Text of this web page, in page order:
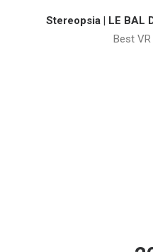
Stereopsia | LE BAL
Best VR